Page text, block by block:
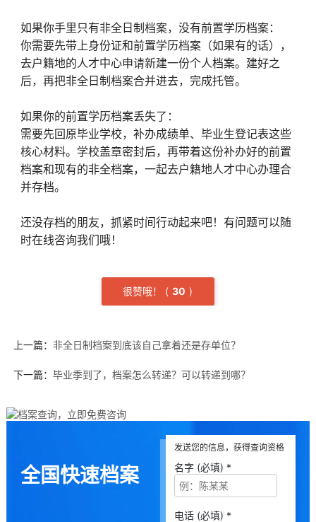
如果你手里只有非全日制档案，没有前置学历档案：‌
你需要先带上身份证和前置学历档案（如果有的话），
去户籍地的人才中心申请新建一份个人档案。建好之
后，再把非全日制档案合并进去，完成托管。
如果你的前置学历档案丢失了：‌
需要先回原毕业学校，补办成绩单、毕业生登记表这些
核心材料。学校盖章密封后，再带着这份补办好的前置
档案和现有的非全档案，一起去户籍地人才中心办理合
并存档。
还没存档的朋友，抓紧时间行动起来吧！有问题可以随
时在线咨询我们哦！
很赞哦！ ( 30 )
上一篇： 非全日制档案到底该自己拿着还是存单位？
下一篇： 毕业季到了，档案怎么转递？可以转递到哪？
全国快速档案
发送您的信息，获得查询资格
名字 (必填) *
电话 (必填) *